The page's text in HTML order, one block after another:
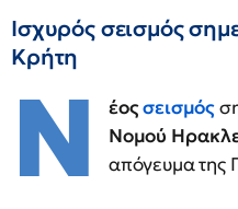
Ισχυρός σεισμός
Κρήτη
Ν έοςσεισμός
Νομού
απόγευμα της